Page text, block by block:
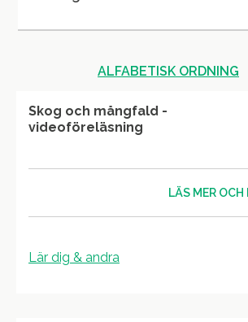
ALFABETISK ORDNING
Skog och mångfald -
videoföreläsning
LÄS MER OCH
Lär dig & andra